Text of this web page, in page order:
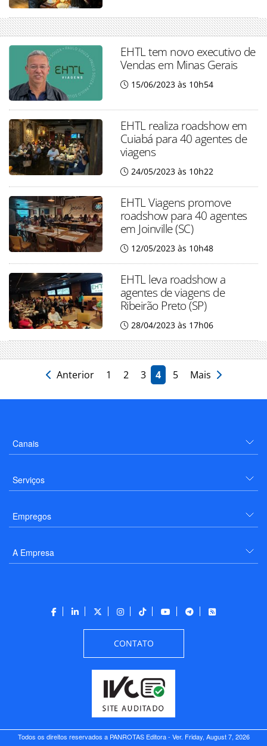
EHTL tem novo executivo de
Vendas em Minas Gerais
15/06/2023 às 10h54
EHTL realiza roadshow em
Cuiabá para 40 agentes de
viagens
24/05/2023 às 10h22
EHTL Viagens promove
roadshow para 40 agentes
em Joinville (SC)
12/05/2023 às 10h48
EHTL leva roadshow a
agentes de viagens de
Ribeirão Preto (SP)
28/04/2023 às 17h06
Anterior 1 2 3 4 5 Mais
Canais
Serviços
Empregos
A Empresa
CONTATO
Todos os direitos reservados a PANROTAS Editora - Ver. Friday, August 7, 2026